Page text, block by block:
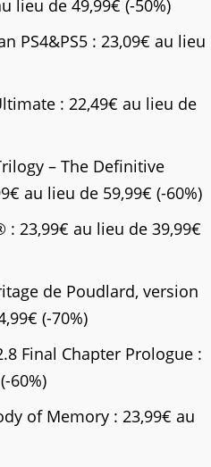
lieu de 49,99€ (-50%)
PS4&PS5 : 23,09€ au lieu
: 22,49€ au lieu de
– The Definitive
au lieu de 59,99€ (-60%)
: 23,99€ au lieu de 39,99€
de Poudlard, version
(-70%)
Final Chapter Prologue :
60%)
of Memory : 23,99€ au